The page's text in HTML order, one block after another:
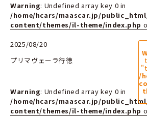
Warning: Undefined array key 0 in
/home/hcars/maascar.jp/
content/themes/il-theme/index.php
2025/08/20
/
プリマヴェーラ行徳
Warning: Undefined array key 0 in
/home/hcars/maascar.jp/
content/themes/il-theme/index.php